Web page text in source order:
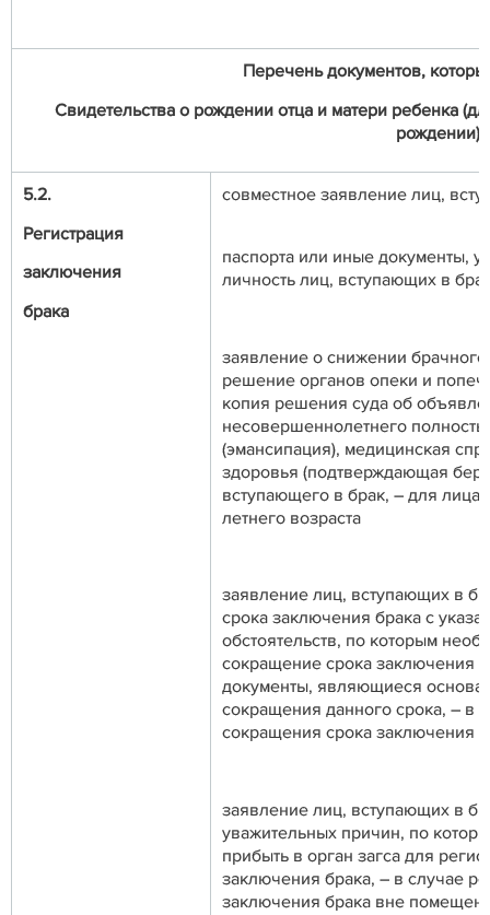
Перечень документов,
Свидетельства о рождении отца и матери ребенка
рождении),
5.2.
Регистрация
заключения
брака
совместное заявление лиц,
паспорта или иные документы,
личность лиц, вступающих в
заявление о снижении брачного
решение органов опеки и
копия решения суда об
несовершеннолетнего
(эмансипация), медицинская
здоровья (подтверждающая
вступающего в брак, – для лица,
летнего возраста
заявление лиц, вступающих в
срока заключения брака с
обстоятельств, по которым
сокращение срока заключения
документы, являющиеся
сокращения данного срока, – в
сокращения срока заключения
заявление лиц, вступающих в
уважительных причин, по
прибыть в орган загса для
заключения брака, – в случае
заключения брака вне